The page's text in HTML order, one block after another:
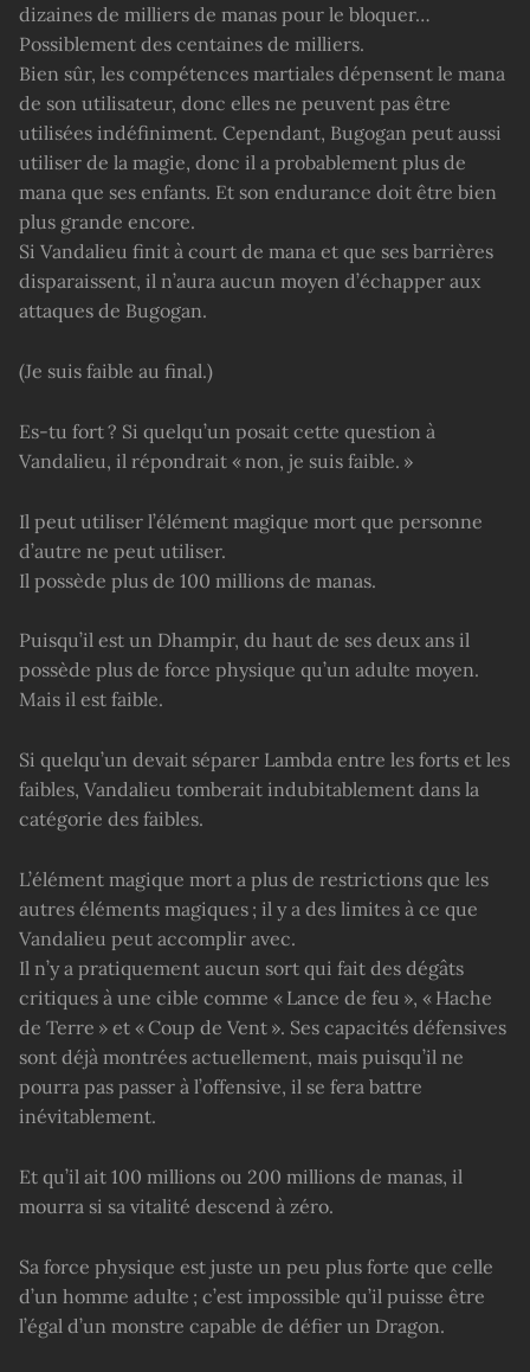
dizaines de milliers de manas pour le bloquer…
Possiblement des centaines de milliers.
Bien sûr, les compétences martiales dépensent le mana
de son utilisateur, donc elles ne peuvent pas être
utilisées indéfiniment. Cependant, Bugogan peut aussi
utiliser de la magie, donc il a probablement plus de
mana que ses enfants. Et son endurance doit être bien
plus grande encore.
Si Vandalieu finit à court de mana et que ses barrières
disparaissent, il n’aura aucun moyen d’échapper aux
attaques de Bugogan.
(Je suis faible au final.)
Es-tu fort ? Si quelqu’un posait cette question à
Vandalieu, il répondrait « non, je suis faible. »
Il peut utiliser l’élément magique mort que personne
d’autre ne peut utiliser.
Il possède plus de 100 millions de manas.
Puisqu’il est un Dhampir, du haut de ses deux ans il
possède plus de force physique qu’un adulte moyen.
Mais il est faible.
Si quelqu’un devait séparer Lambda entre les forts et les
faibles, Vandalieu tomberait indubitablement dans la
catégorie des faibles.
L’élément magique mort a plus de restrictions que les
autres éléments magiques ; il y a des limites à ce que
Vandalieu peut accomplir avec.
Il n’y a pratiquement aucun sort qui fait des dégâts
critiques à une cible comme « Lance de feu », « Hache
de Terre » et « Coup de Vent ». Ses capacités défensives
sont déjà montrées actuellement, mais puisqu’il ne
pourra pas passer à l’offensive, il se fera battre
inévitablement.
Et qu’il ait 100 millions ou 200 millions de manas, il
mourra si sa vitalité descend à zéro.
Sa force physique est juste un peu plus forte que celle
d’un homme adulte ; c’est impossible qu’il puisse être
l’égal d’un monstre capable de défier un Dragon.